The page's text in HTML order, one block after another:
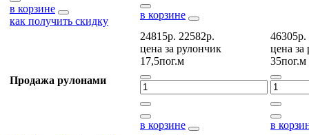
в корзине
как получить скидку
в корзине
Продажа рулонами
24815р. 22582р.
цена за рулончик
17,5пог.м
в корзине
46305р.
цена за
35пог.м
в